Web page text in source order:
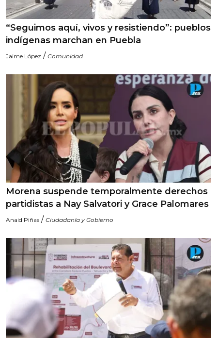
“Seguimos aquí, vivos y resistiendo”: pueblos
indígenas marchan en Puebla
Jaime López / Comunidad
Morena suspende temporalmente derechos
partidistas a Nay Salvatori y Grace Palomares
Anaid Piñas / Ciudadanía y Gobierno